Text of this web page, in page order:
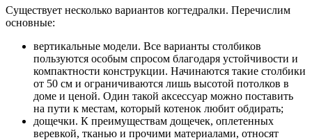
Существует несколько вариантов когтедралки. Перечислим
основные:
вертикальные модели. Все варианты столбиков
пользуются особым спросом благодаря устойчивости и
компактности конструкции. Начинаются такие столбики
от 50 см и ограничиваются лишь высотой потолков в
доме и ценой. Один такой аксессуар можно поставить
на пути к местам, который котенок любит обдирать;
дощечки. К преимуществам дощечек, оплетенных
веревкой, тканью и прочими материалами, относят